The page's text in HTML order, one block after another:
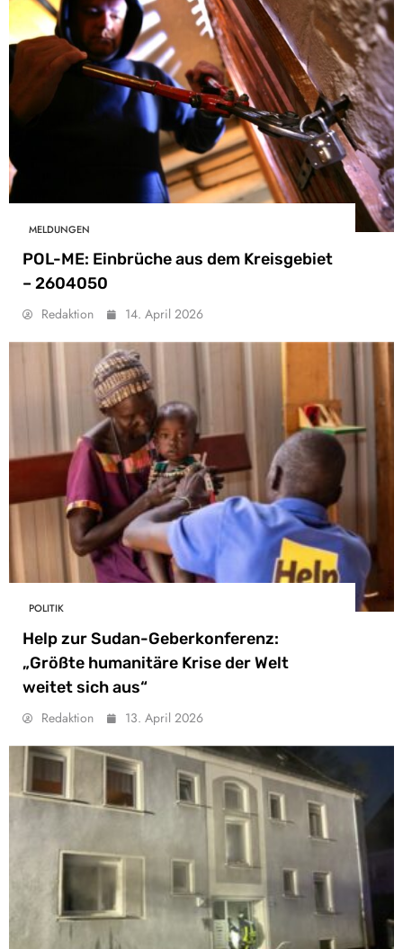
MELDUNGEN
POL-ME: Einbrüche aus dem Kreisgebiet
– 2604050
Redaktion 14. April 2026
POLITIK
Help zur Sudan-Geberkonferenz:
„Größte humanitäre Krise der Welt
weitet sich aus“
Redaktion 13. April 2026